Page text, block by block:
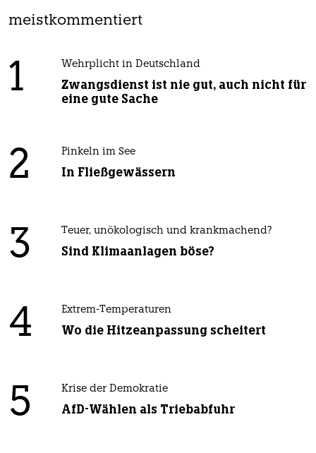
meistkommentiert
1 Wehrplicht in Deutschland
Zwangsdienst ist nie gut, auch nicht für
eine gute Sache
2 Pinkeln im See
In Fließgewässern
3 Teuer, unökologisch und krankmachend?
Sind Klimaanlagen böse?
4 Extrem-Temperaturen
Wo die Hitzeanpassung scheitert
5 Krise der Demokratie
AfD-Wählen als Triebabfuhr